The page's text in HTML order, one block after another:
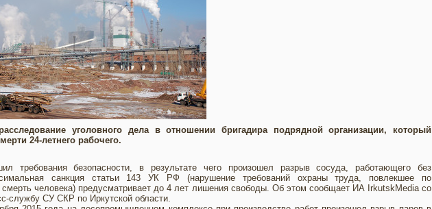
уголовного дела в отношении бригадира подрядной организации, который
24-летнего рабочего.
требования безопасности, в результате чего произошел разрыв сосуда, работающего без
санкция статьи 143 УК РФ (нарушение требований охраны труда, повлекшее по
смерть человека) предусматривает до 4 лет лишения свободы. Об этом сообщает ИА IrkutskMedia со
службу СУ СКР по Иркутской области.